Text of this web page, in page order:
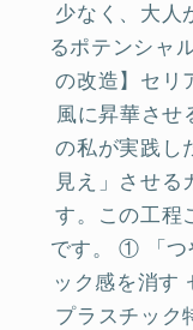
少なく、大人
るポテンシャ
の改造】セリ
風に昇華させ
の私が実践し
見え」させる
す。この工程
です。 ① 「つ
ック感を消す
プラスチック